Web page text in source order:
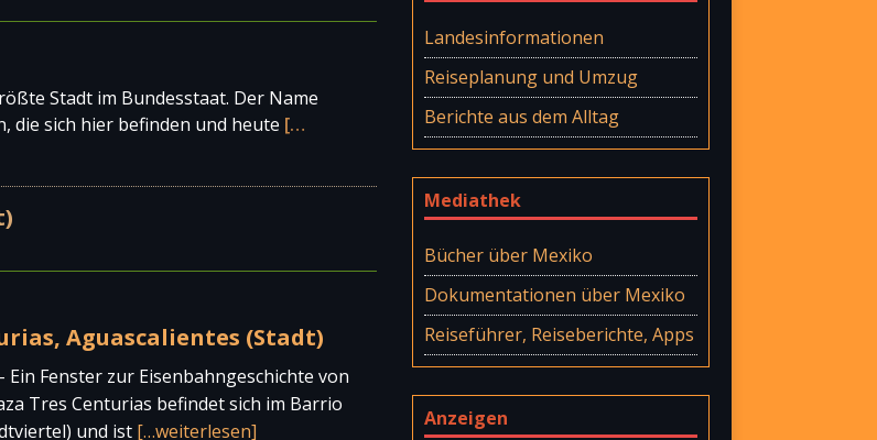
Stadt im Bundesstaat. Der Name
die sich hier befinden und heute […
Aguascalientes (Stadt)
Ein Fenster zur Eisenbahngeschichte von
Tres Centurias befindet sich im Barrio
und ist […weiterlesen]
Landesinformationen
Reiseplanung und Umzug
Berichte aus dem Alltag
Mediathek
Bücher über Mexiko
Dokumentationen über Mexiko
Reiseführer, Reiseberichte, Apps
Anzeigen